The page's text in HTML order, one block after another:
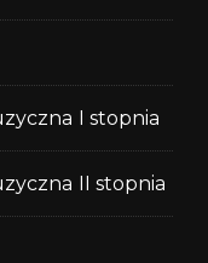
I stopnia
II stopnia